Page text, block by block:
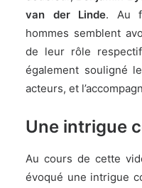
van der Linde. Au
hommes semblent
de leur rôle
également souligné
acteurs, et
Une intrigue
Au cours de cette
évoqué une intrigue